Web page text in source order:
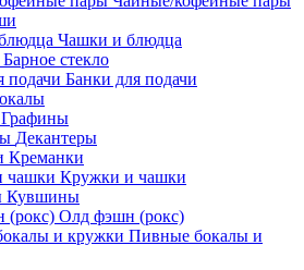
Чашки и блюдца
Барное стекло
Банки для подачи
Графины
Декантеры
Креманки
Кружки и чашки
Кувшины
Олд фэшн (рокс)
Пивные бокалы и